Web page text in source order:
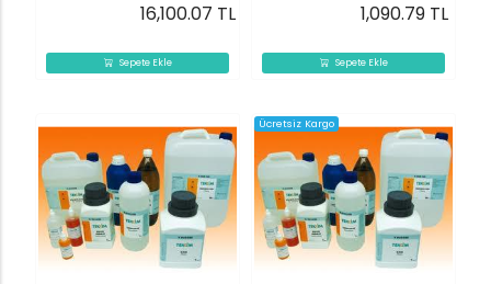
Sepete Ekle
16,100.07 TL
Sepete Ekle
1,090.79 TL
Ücretsiz Kargo